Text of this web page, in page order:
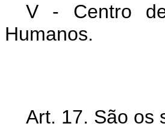
V - Centro de
Humanos.
Art. 17. São os